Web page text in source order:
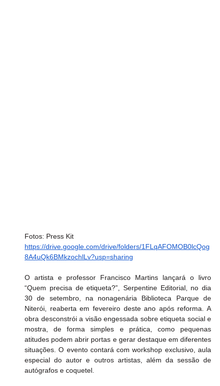
Fotos: Press Kit
https://drive.google.com/drive/folders/1FLqAFOMOB0lcQog
8A4uQk6BMkzochlLv?usp=sharing
O artista e professor Francisco Martins lançará o livro
“Quem precisa de etiqueta?”, Serpentine Editorial, no dia
30 de setembro, na nonagenária Biblioteca Parque de
Niterói, reaberta em fevereiro deste ano após reforma. A
obra desconstrói a visão engessada sobre etiqueta social e
mostra, de forma simples e prática, como pequenas
atitudes podem abrir portas e gerar destaque em diferentes
situações. O evento contará com workshop exclusivo, aula
especial do autor e outros artistas, além da sessão de
autógrafos e coquetel.